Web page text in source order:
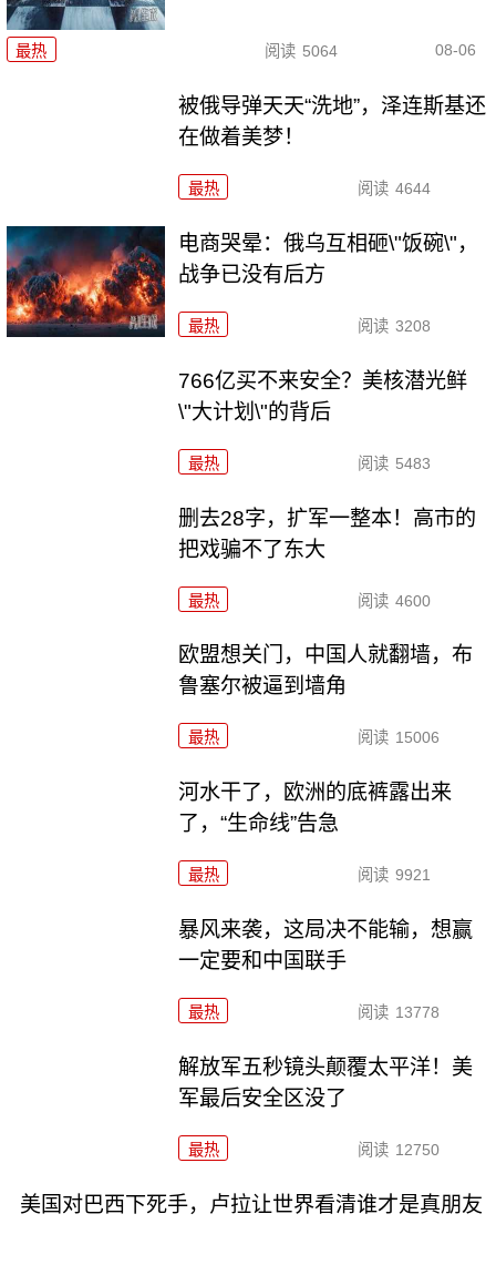
最热 阅读 5064 08-06
被俄导弹天天“洗地”，泽连斯基还
在做着美梦！
最热 阅读 4644
电商哭晕：俄乌互相砸\"饭碗\"，
战争已没有后方
最热 阅读 3208
766亿买不来安全？美核潜光鲜
\"大计划\"的背后
最热 阅读 5483
删去28字，扩军一整本！高市的
把戏骗不了东大
最热 阅读 4600
欧盟想关门，中国人就翻墙，布
鲁塞尔被逼到墙角
最热 阅读 15006
河水干了，欧洲的底裤露出来
了，“生命线”告急
最热 阅读 9921
暴风来袭，这局决不能输，想赢
一定要和中国联手
最热 阅读 13778
解放军五秒镜头颠覆太平洋！美
军最后安全区没了
最热 阅读 12750
美国对巴西下死手，卢拉让世界看清谁才是真朋友